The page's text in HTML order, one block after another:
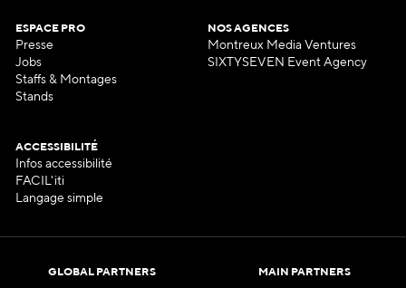
ESPACE PRO
Presse
Jobs
Staffs & Montages
Stands
NOS AGENCES
Montreux Media Ventures
SIXTYSEVEN Event Agency
ACCESSIBILITÉ
Infos accessibilité
FACIL'iti
Langage simple
GLOBAL PARTNERS MAIN PARTNERS